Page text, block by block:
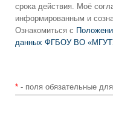
срока действия. Моё
информированным и
Ознакомиться с
данных ФГБОУ ВО
* - поля обязательные